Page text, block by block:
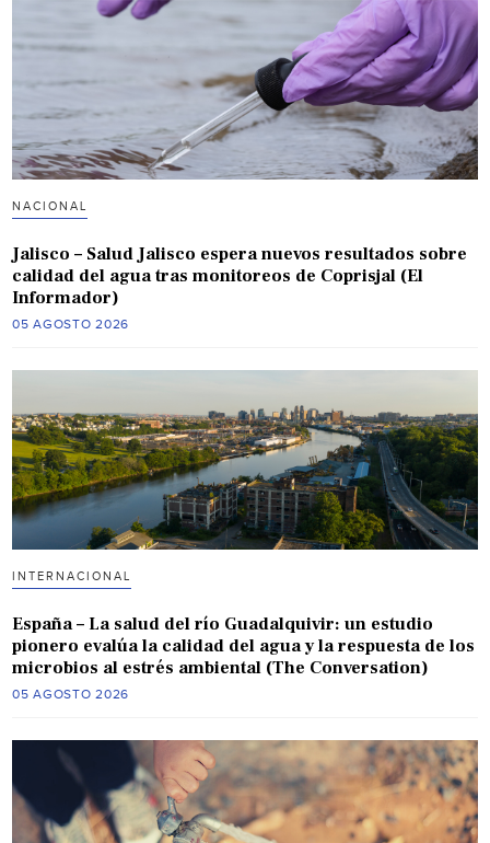
NACIONAL
Jalisco – Salud Jalisco espera nuevos resultados sobre
calidad del agua tras monitoreos de Coprisjal (El
Informador)
05 AGOSTO 2026
INTERNACIONAL
España – La salud del río Guadalquivir: un estudio
pionero evalúa la calidad del agua y la respuesta de los
microbios al estrés ambiental (The Conversation)
05 AGOSTO 2026